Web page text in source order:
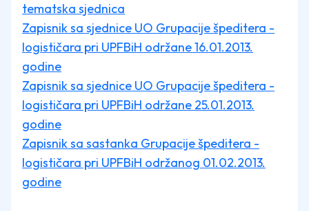
tematska sjednica
Zapisnik sa sjednice UO Grupacije špeditera -
logističara pri UPFBiH održane 16.01.2013.
godine
Zapisnik sa sjednice UO Grupacije špeditera -
logističara pri UPFBiH održane 25.01.2013.
godine
Zapisnik sa sastanka Grupacije špeditera -
logističara pri UPFBiH održanog 01.02.2013.
godine